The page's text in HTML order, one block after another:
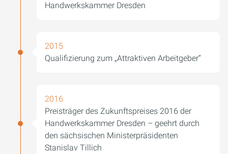
Handwerkskammer Dresden
2015
Qualifizierung zum „Attraktiven Arbeitgeber“
2016
Preisträger des Zukunftspreises 2016 der
Handwerkskammer Dresden – geehrt durch
den sächsischen Ministerpräsidenten
Stanislav Tillich